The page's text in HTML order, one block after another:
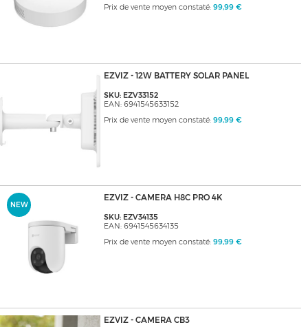
Prix de vente moyen constaté: 99,99 €
EZVIZ - 12W BATTERY SOLAR PANEL
SKU: EZV33152
EAN: 6941545633152
Prix de vente moyen constaté: 99,99 €
NEW
EZVIZ - CAMERA H8C PRO 4K
SKU: EZV34135
EAN: 6941545634135
Prix de vente moyen constaté: 99,99 €
EZVIZ - CAMERA CB3